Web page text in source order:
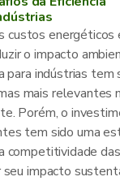
custos energéticos
o impacto
para indústrias tem
mais relevantes
Porém, o
tem sido uma
competitividade das
seu impacto